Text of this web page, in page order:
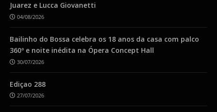
Juarez e Lucca Giovanetti
04/08/2026
Bailinho do Bossa celebra os 18 anos da casa com palco
360º e noite inédita na Ópera Concept Hall
30/07/2026
Ediçao 288
27/07/2026